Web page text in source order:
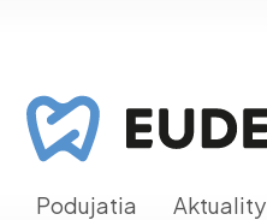
Podujatia Aktuality